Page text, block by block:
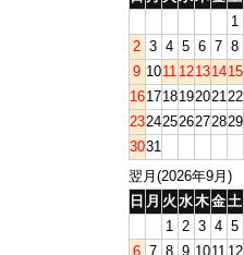
1
2 3 4 5 6 7 8
9 1011 12131415
16171819202122
23242526272829
3031
翌月(2026年9月)
日 月 火 水木金土
1 2 3 4 5
6 7 8 9 1011 12